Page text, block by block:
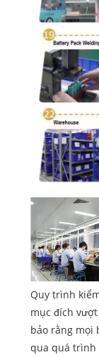
Quy trình
mục đích
bảo rằng mọi
qua quá trình